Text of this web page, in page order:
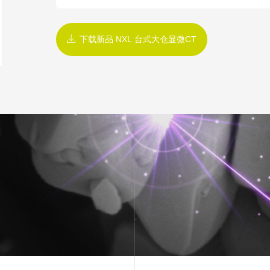
下载新品 NXL 台式大仓显微CT